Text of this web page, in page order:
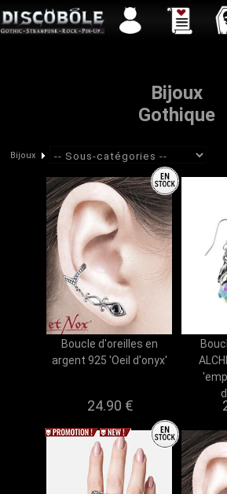
Service client 04 50 26 57 88
Bijoux
Gothique
Bijoux
Boucle d'oreilles en
argent 925 'Oeil d'onyx'
24.90 €